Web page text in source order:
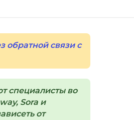
с кнопкой
страница с
на email.
обратной связи с
специалисты во
Sora и
от